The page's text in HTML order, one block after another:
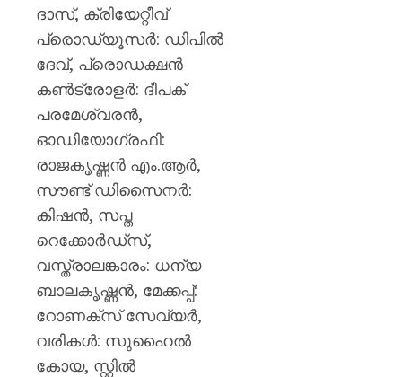
ദാസ്, ക്രിയേറ്റീവ്
പ്രൊഡ്യൂസർ: ഡിപിൽ
ദേവ്, പ്രൊഡക്ഷൻ
കൺട്രോളർ: ദീപക്
പരമേശ്വരൻ,
ഓഡിയോഗ്രഫി:
രാജകൃഷ്ണൻ എം.ആർ,
സൗണ്ട് ഡിസൈനർ:
കിഷൻ, സപ്ത
റെക്കോർഡ്സ്,
വസ്ത്രാലങ്കാരം: ധന്യ
ബാലകൃഷ്ണൻ, മേക്കപ്പ്:
റോണക്‌സ് സേവ്യർ,
വരികൾ: സുഹൈൽ
കോയ, സ്റ്റിൽ